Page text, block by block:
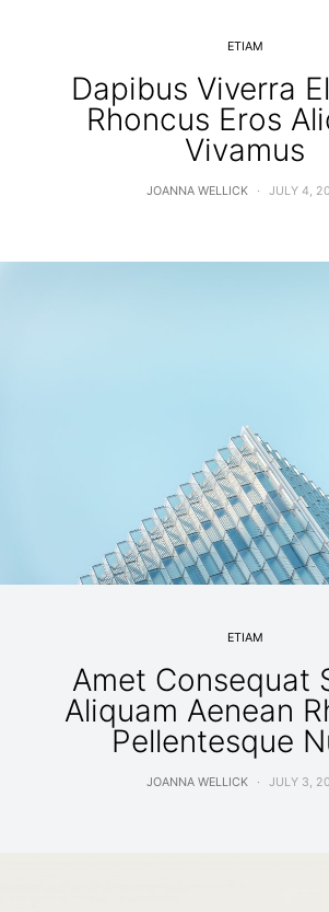
ETIAM
Dapibus Viverra
Rhoncus Eros
Vivamus
JOANNA WELLICK JULY 4,
ETIAM
Amet Consequat
Aliquam Aenean
Pellentesque
JOANNA WELLICK JULY 3,